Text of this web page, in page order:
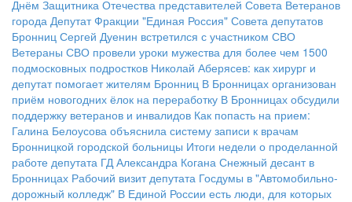
Днём Защитника Отечества представителей Совета Ветеранов
города Депутат Фракции "Единая Россия" Совета депутатов
Бронниц Сергей Дуенин встретился с участником СВО
Ветераны СВО провели уроки мужества для более чем 1500
подмосковных подростков Николай Аберясев: как хирург и
депутат помогает жителям Бронниц В Бронницах организован
приём новогодних ёлок на переработку В Бронницах обсудили
поддержку ветеранов и инвалидов Как попасть на прием:
Галина Белоусова объяснила систему записи к врачам
Бронницкой городской больницы Итоги недели о проделанной
работе депутата ГД Александра Когана Снежный десант в
Бронницах Рабочий визит депутата Госдумы в "Автомобильно-
дорожный колледж" В Единой России есть люди, для которых